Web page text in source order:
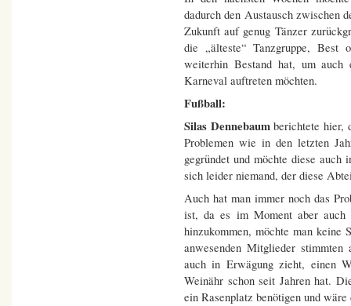
dadurch den Austausch zwischen
Zukunft auf genug Tänzer
die „älteste“ Tanzgruppe, Best
weiterhin Bestand hat, um
Karneval auftreten möchten.
Fußball:
Silas Dennebaumberichtete hier,
Problemen wie in den letzten
gegründet und möchte diese auch
sich leider niemand, der diese
Auch hat man immer noch das
ist, da es im Moment aber auch
hinzukommen, möchte man keine
anwesenden Mitglieder
auch in Erwägung zieht, einen
Weinähr schon seit Jahren hat.
ein Rasenplatz benötigen und